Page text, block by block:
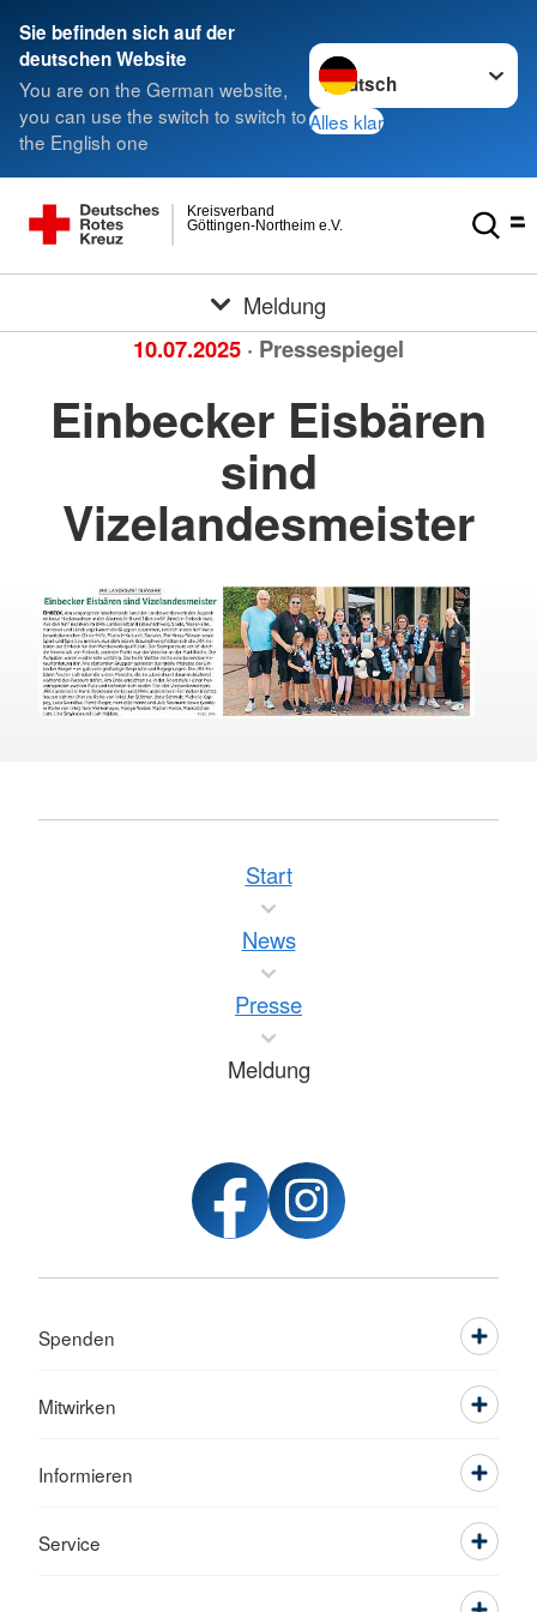
Sie befinden sich auf der
deutschen Website
You are on the German website,
you can use the switch to switch to
the English one
Sprache wechseln zu
Alles klar
Göttingen-Northeim e.V.
Kreisverband
Meldung
10.07.2025 · Pressespiegel
Einbecker Eisbären
sind
Vizelandesmeister
Start
News
Presse
Meldung
Spenden
Mitwirken
Informieren
Service